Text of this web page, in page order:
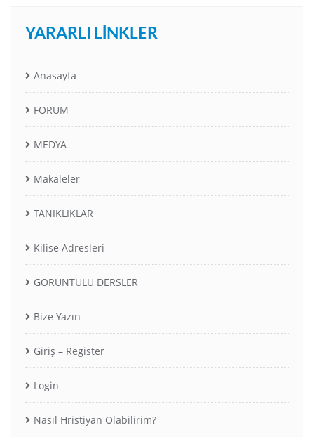
YARARLI LINKLER
Anasayfa
FORUM
MEDYA
Makaleler
TANIKLIKLAR
Kilise Adresleri
GÖRÜNTÜLÜ DERSLER
Bize Yazın
Giriş – Register
Login
Nasıl Hristiyan Olabilirim?